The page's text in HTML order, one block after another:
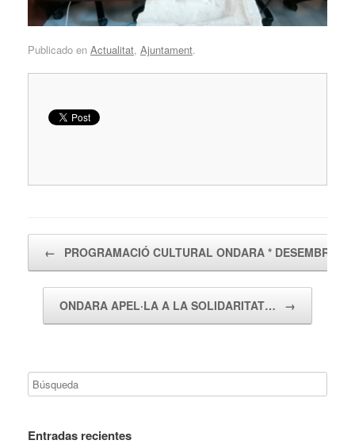
Publicado en Actualitat, Ajuntament.
← PROGRAMACIÓ CULTURAL ONDARA * DESEMBRE…
ONDARA APEL·LA A LA SOLIDARITAT… →
Entradas recientes